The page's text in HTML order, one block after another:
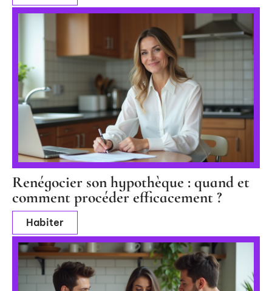
Renégocier son hypothèque : quand et
comment procéder efficacement ?
Habiter